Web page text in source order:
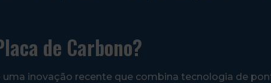
de Carbono?
uma inovação recente que combina tecnologia de